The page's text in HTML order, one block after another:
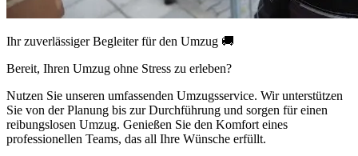
Ihr zuverlässiger Begleiter für den Umzug 🚚
Bereit, Ihren Umzug ohne Stress zu erleben?
Nutzen Sie unseren umfassenden Umzugsservice. Wir unterstützen
Sie von der Planung bis zur Durchführung und sorgen für einen
reibungslosen Umzug. Genießen Sie den Komfort eines
professionellen Teams, das all Ihre Wünsche erfüllt.